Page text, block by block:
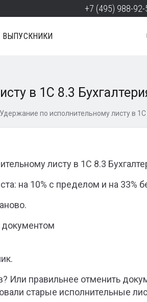
+7 (495) 988-92-
ВЫПУСКНИКИ
в 1С 8.3
Удержание по исполнительному листу в 1С
листу в 1С 8.3
на 10% с пределом и на 33%
Или правильнее отменить
старые исполнительные